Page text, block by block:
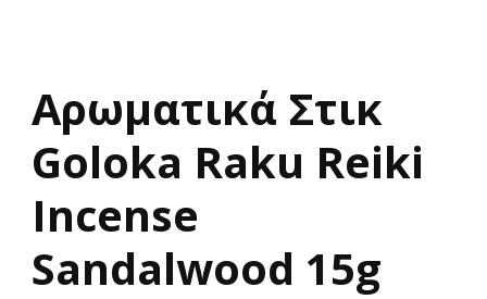
Αρωματικά Στικ
Goloka Raku Reiki
Incense
Sandalwood 15g